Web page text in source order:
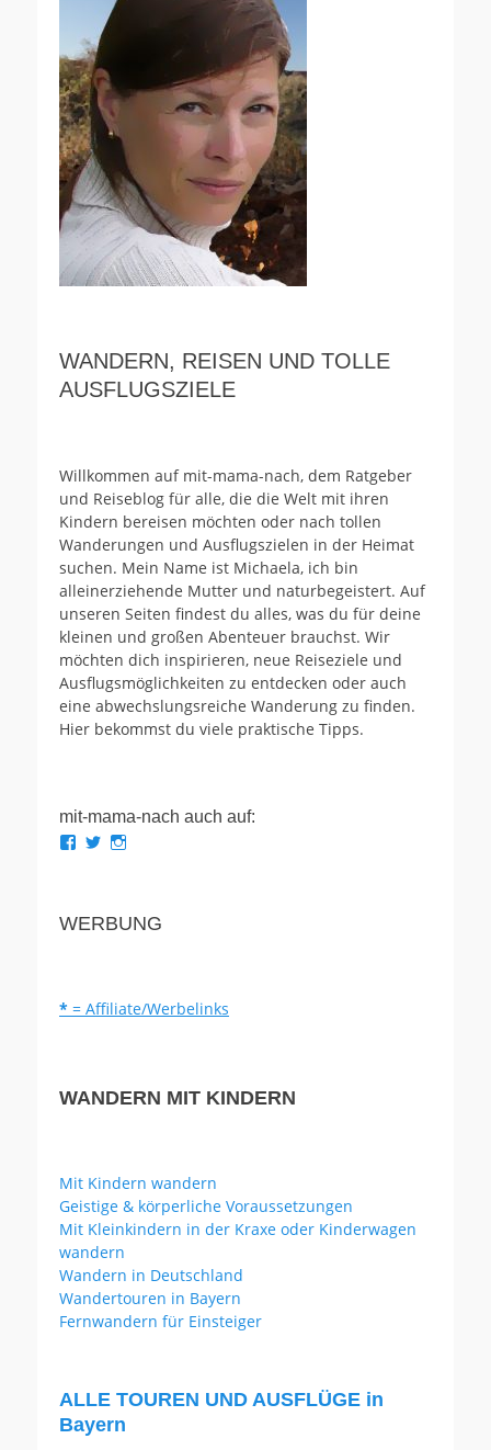
WANDERN, REISEN UND TOLLE
AUSFLUGSZIELE
Willkommen auf mit-mama-nach, dem Ratgeber
und Reiseblog für alle, die die Welt mit ihren
Kindern bereisen möchten oder nach tollen
Wanderungen und Ausflugszielen in der Heimat
suchen. Mein Name ist Michaela, ich bin
alleinerziehende Mutter und naturbegeistert. Auf
unseren Seiten findest du alles, was du für deine
kleinen und großen Abenteuer brauchst. Wir
möchten dich inspirieren, neue Reiseziele und
Ausflugsmöglichkeiten zu entdecken oder auch
eine abwechslungsreiche Wanderung zu finden.
Hier bekommst du viele praktische Tipps.
mit-mama-nach auch auf:
Profil
anzeigen
Profil
anzeigen
anzeigen
WERBUNG
* = Affiliate/Werbelinks
WANDERN MIT KINDERN
Mit Kindern wandern
Geistige & körperliche Voraussetzungen
Mit Kleinkindern in der Kraxe oder Kinderwagen
wandern
Wandern in Deutschland
Wandertouren in Bayern
Fernwandern für Einsteiger
ALLE TOUREN UND AUSFLÜGE in
Bayern